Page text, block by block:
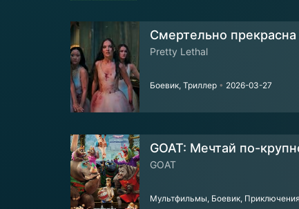
Смертельно прекрасна
Pretty Lethal
Боевик, Триллер • 2026-03-27
GOAT: Мечтай по-
GOAT
Мультфильмы, Боевик, Приключения